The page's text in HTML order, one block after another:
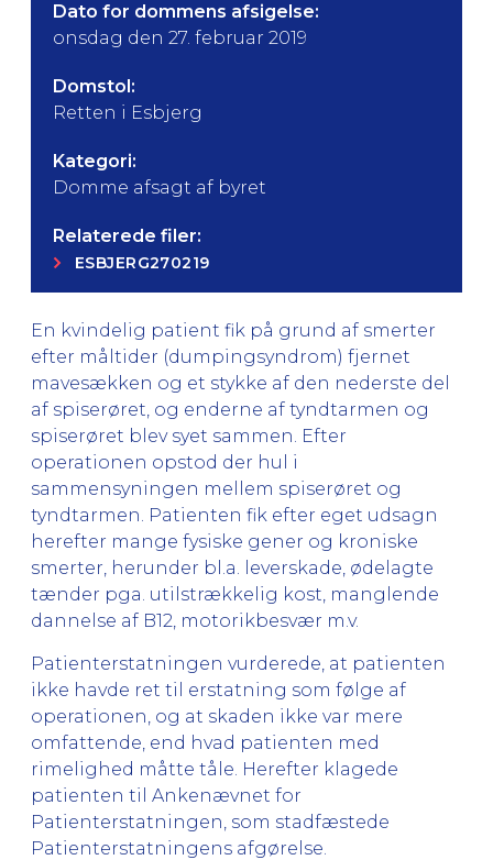
Dato for dommens afsigelse:
onsdag den 27. februar 2019
Domstol:
Retten i Esbjerg
Kategori:
Domme afsagt af byret
Relaterede filer:
ESBJERG270219
En kvindelig patient fik på grund af smerter
efter måltider (dumpingsyndrom) fjernet
mavesækken og et stykke af den nederste del
af spiserøret, og enderne af tyndtarmen og
spiserøret blev syet sammen. Efter
operationen opstod der hul i
sammensyningen mellem spiserøret og
tyndtarmen. Patienten fik efter eget udsagn
herefter mange fysiske gener og kroniske
smerter, herunder bl.a. leverskade, ødelagte
tænder pga. utilstrækkelig kost, manglende
dannelse af B12, motorikbesvær m.v.
Patienterstatningen vurderede, at patienten
ikke havde ret til erstatning som følge af
operationen, og at skaden ikke var mere
omfattende, end hvad patienten med
rimelighed måtte tåle. Herefter klagede
patienten til Ankenævnet for
Patienterstatningen, som stadfæstede
Patienterstatningens afgørelse.